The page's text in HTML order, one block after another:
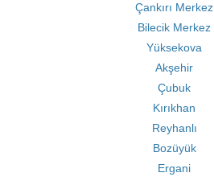
Çankırı Merkez
Bilecik Merkez
Yüksekova
Akşehir
Çubuk
Kırıkhan
Reyhanlı
Bozüyük
Ergani